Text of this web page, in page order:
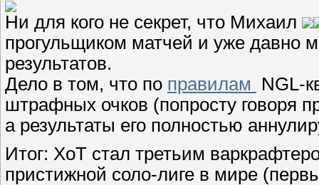
Ни для кого не секрет, что Михаил
прогульщиком матчей и уже давно
результатов.
Дело в том, что по правилам
NGL-
штрафных очков (попросту говоря
а результаты его полностью
Итог: ХоТ стал третьим
пристижной соло-лиге в мире